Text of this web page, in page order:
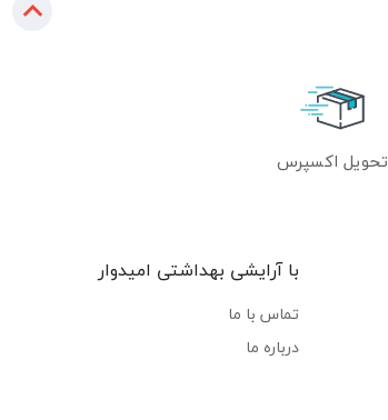
تحویل اکسپرس
با آرایشی بهداشتی امیدوار
تماس با ما
درباره ما